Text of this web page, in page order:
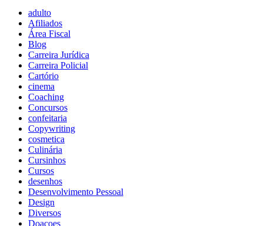
adulto
Afiliados
Área Fiscal
Blog
Carreira Jurídica
Carreira Policial
Cartório
cinema
Coaching
Concursos
confeitaria
Copywriting
cosmetica
Culinária
Cursinhos
Cursos
desenhos
Desenvolvimento Pessoal
Design
Diversos
Doaçoes